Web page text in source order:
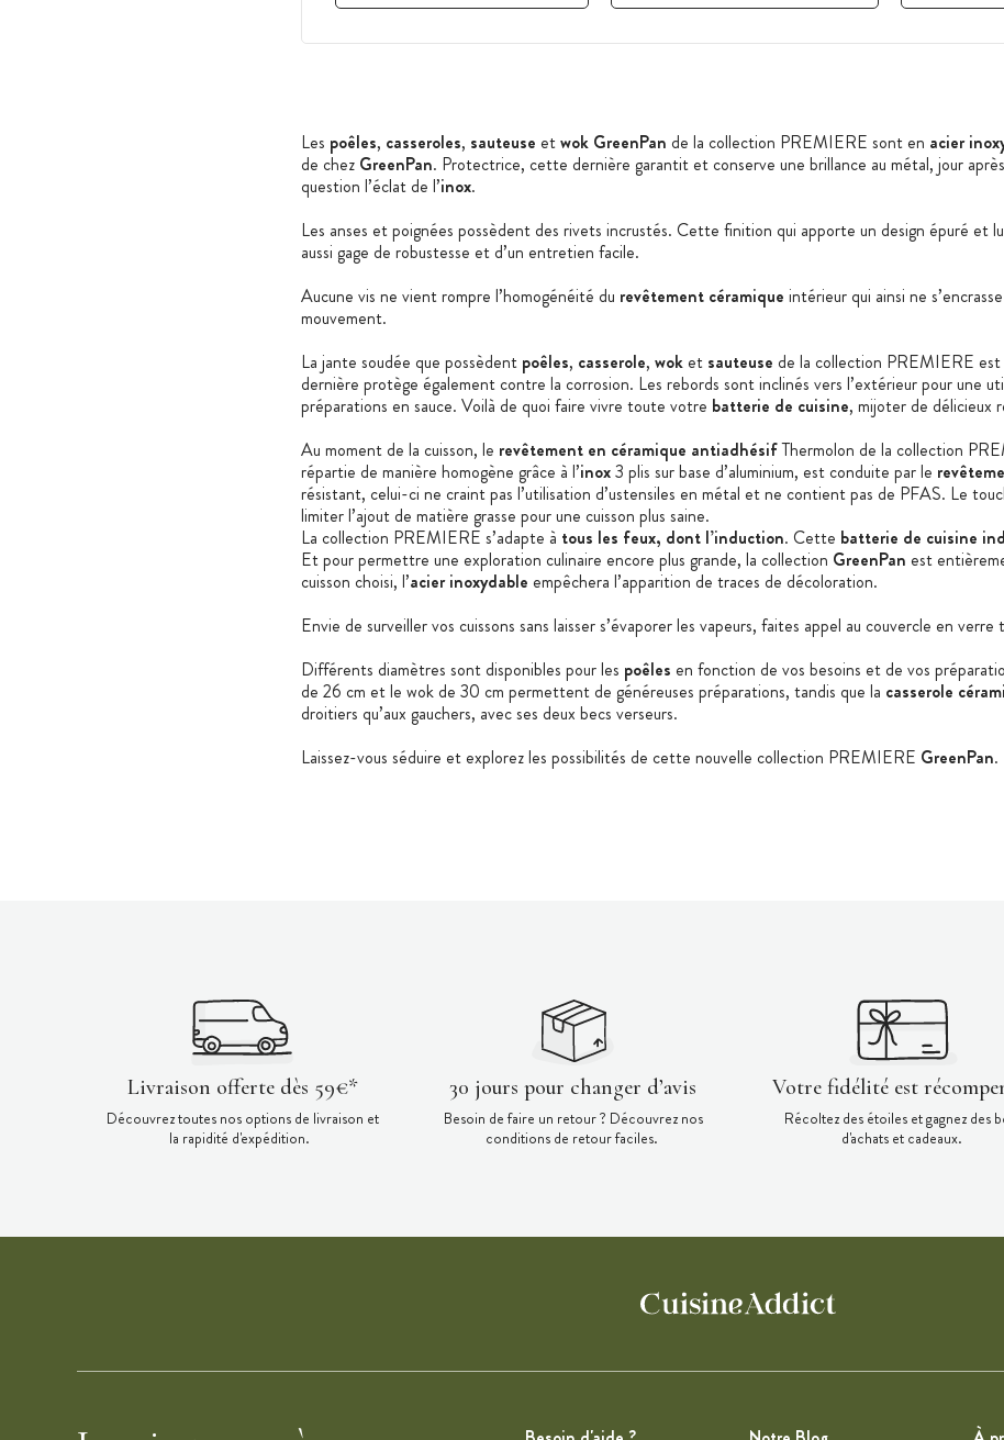
Les poêles, casseroles, sauteuse etwok GreenPan de la collection PREMIERE sont en acier
de chez GreenPan. Protectrice, cette dernière garantit et conserve une brillance au métal, jour
question l’éclat de l’inox.
Les anses et poignées possèdent des rivets incrustés. Cette finition qui apporte un design épuré et
aussi gage de robustesse et d’un entretien facile.
Aucune vis ne vient rompre l’homogénéité du revêtement céramique intérieur qui ainsi ne
mouvement.
La jante soudée que possèdent poêles, casserole, wok et sauteuse de la collection PREMIERE
dernière protège également contre la corrosion. Les rebords sont inclinés vers l’extérieur pour une
préparations en sauce. Voilà de quoi faire vivre toute votre batterie de cuisine, mijoter de délicieux
Au moment de la cuisson, le revêtement en céramique antiadhésifThermolon de la collection
répartie de manière homogène grâce à l’inox3 plis sur base d’aluminium, est conduite par le
résistant, celui-ci ne craint pas l’utilisation d’ustensiles en métal et ne contient pas de PFAS. Le
limiter l’ajout de matière grasse pour une cuisson plus saine.
La collection PREMIERE s’adapte à tous les feux, dont l’induction. Cette batterie de cuisine
Et pour permettre une exploration culinaire encore plus grande, la collection GreenPan est
cuisson choisi, l’acier inoxydable empêchera l’apparition de traces de décoloration.
Envie de surveiller vos cuissons sans laisser s’évaporer les vapeurs, faites appel au couvercle en
Différents diamètres sont disponibles pour les poêles en fonction de vos besoins et de vos
de 26 cm et le wok de 30 cm permettent de généreuses préparations, tandis que la casserole
droitiers qu’aux gauchers, avec ses deux becs verseurs.
Laissez-vous séduire et explorez les possibilités de cette nouvelle collection PREMIERE GreenPan.
Livraison offerte dès 59€*
Découvrez toutes nos options de livraison et
la rapidité d'expédition.
30 jours pour changer d’avis
Besoin de faire un retour ? Découvrez nos
conditions de retour faciles.
Votre fidélité est
Récoltez des étoiles et gagnez des
d'achats et cadeaux.